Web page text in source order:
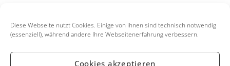
Diese Webseite nutzt Cookies. Einige von ihnen sind technisch notwendig
(essenziell), während andere Ihre Webseitenerfahrung verbessern.
Cookies akzeptieren